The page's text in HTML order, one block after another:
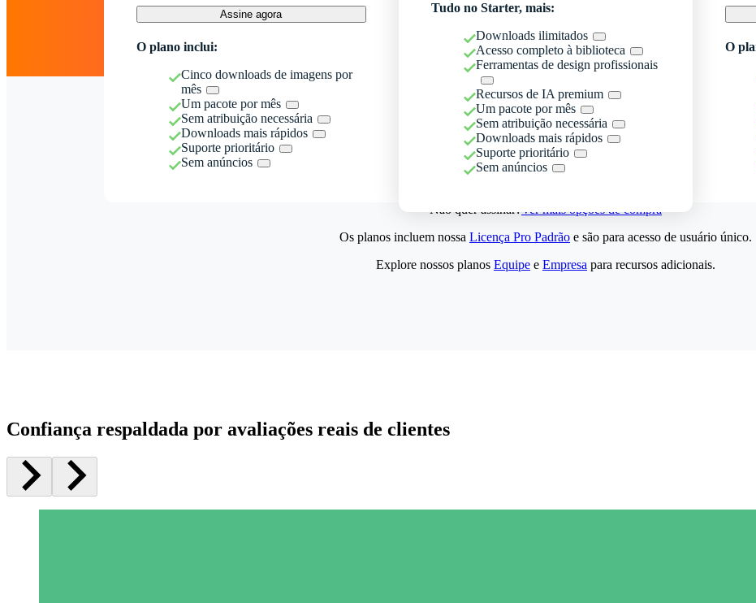
Assine agora
O plano inclui:
Cinco downloads de imagens por
mês
Um pacote por mês
Sem atribuição necessária
Downloads mais rápidos
Suporte prioritário
Sem anúncios
Tudo no Starter, mais:
Downloads ilimitados
Acesso completo à biblioteca
Ferramentas de design profissionais
Recursos de IA premium
Um pacote por mês
Sem atribuição necessária
Downloads mais rápidos
Suporte prioritário
Sem anúncios
O
Não quer assinar?Ver mais opções de compra
Os planos incluem nossa Licença Pro Padrão e são para acesso de usuário único.
Explore nossos planos Equipe e Empresa para recursos adicionais.
Confiança respaldada por avaliações reais de clientes